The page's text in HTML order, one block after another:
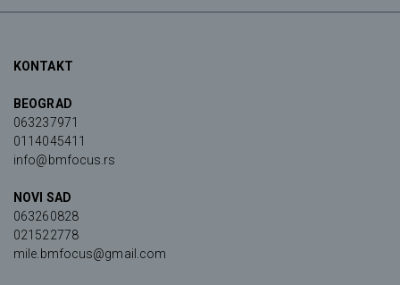
KONTAKT
BEOGRAD
063237971
0114045411
info@bmfocus.rs
NOVI SAD
063260828
021522778
mile.bmfocus@gmail.com